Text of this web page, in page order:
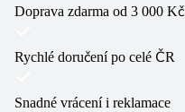
Doprava zdarma od 3 000 Kč
Rychlé doručení po celé ČR
Snadné vrácení i reklamace